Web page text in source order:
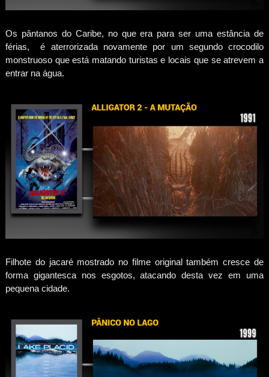
Os pântanos do Caribe, no que era para ser uma estância de
férias, é aterrorizada novamente por um segundo crocodilo
monstruoso que está matando turistas e locais que se atrevem a
entrar na água.
Filhote do jacaré mostrado no filme original também cresce de
forma gigantesca nos esgotos, atacando desta vez em uma
pequena cidade.